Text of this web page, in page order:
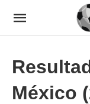
México